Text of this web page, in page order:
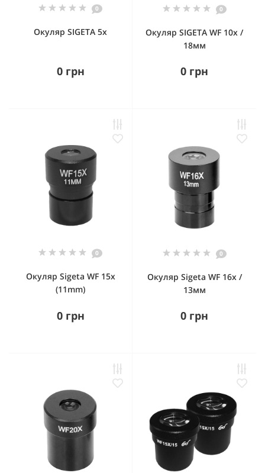
0
Окуляр SIGETA 5x
0 грн
0
Окуляр SIGETA WF 10x /
18мм
0 грн
0
Окуляр Sigeta WF 15x
(11mm)
0 грн
0
Окуляр Sigeta WF 16x /
13мм
0 грн